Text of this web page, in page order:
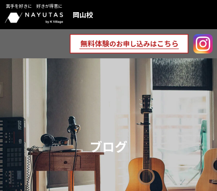
苦手を好きに 好きが得意に
岡山校
ブログ